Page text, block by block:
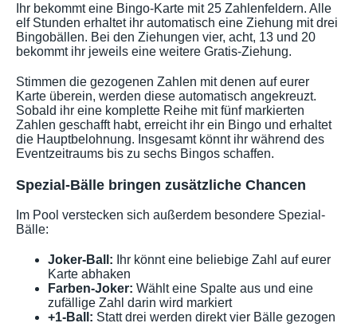
Ihr bekommt eine Bingo-Karte mit 25 Zahlenfeldern. Alle
elf Stunden erhaltet ihr automatisch eine Ziehung mit drei
Bingobällen. Bei den Ziehungen vier, acht, 13 und 20
bekommt ihr jeweils eine weitere Gratis-Ziehung.
Stimmen die gezogenen Zahlen mit denen auf eurer
Karte überein, werden diese automatisch angekreuzt.
Sobald ihr eine komplette Reihe mit fünf markierten
Zahlen geschafft habt, erreicht ihr ein Bingo und erhaltet
die Hauptbelohnung. Insgesamt könnt ihr während des
Eventzeitraums bis zu sechs Bingos schaffen.
Spezial-Bälle bringen zusätzliche Chancen
Im Pool verstecken sich außerdem besondere Spezial-
Bälle:
Joker-Ball: Ihr könnt eine beliebige Zahl auf eurer
Karte abhaken
Farben-Joker: Wählt eine Spalte aus und eine
zufällige Zahl darin wird markiert
+1-Ball: Statt drei werden direkt vier Bälle gezogen